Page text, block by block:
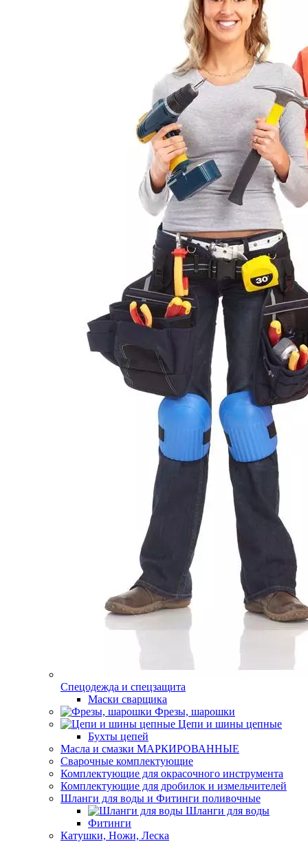
Спецодежда и спецзащита
Маски сварщика
Фрезы, шарошки
Цепи и шины цепные
Бухты цепей
Масла и смазки МАРКИРОВАННЫЕ
Сварочные комплектующие
Комплектующие для окрасочного инструмента
Комплектующие для дробилок и измельчителей
Шланги для воды и Фитинги поливочные
Шланги для воды
Фитинги
Катушки, Ножи, Леска